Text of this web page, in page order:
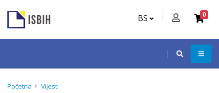
BS 0
Početna Vijesti